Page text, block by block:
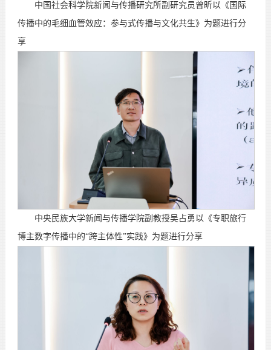
中国社会科学院新闻与传播研究所副研究员曾昕以《国际
传播中的毛细血管效应：参与式传播与文化共生》为题进行分
享
中央民族大学新闻与传播学院副教授吴占勇以《专职旅行
博主数字传播中的“跨主体性”实践》为题进行分享